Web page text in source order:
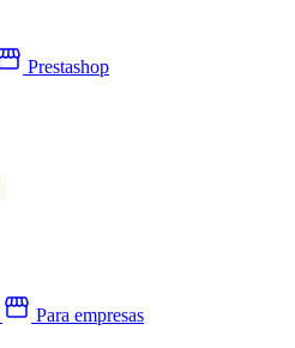
Prestashop
Para empresas